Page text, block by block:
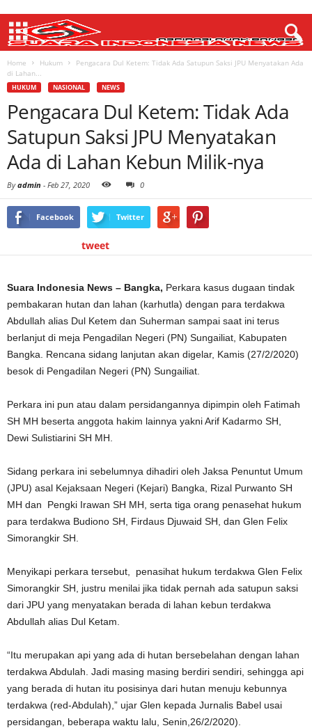
Home Hukum
Pengacara Dul Ketem: Tidak Ada Satupun Saksi JPU Menyatakan Ada
di Lahan...
HUKUM NASIONAL NEWS
Pengacara Dul Ketem: Tidak Ada
Satupun Saksi JPU Menyatakan
Ada di Lahan Kebun Milik-nya
Byadmin - Feb 27, 2020 0
Facebook Twitter
tweet
Suara Indonesia News – Bangka, Perkara kasus dugaan tindak
pembakaran hutan dan lahan (karhutla) dengan para terdakwa
Abdullah alias Dul Ketem dan Suherman sampai saat ini terus
berlanjut di meja Pengadilan Negeri (PN) Sungailiat, Kabupaten
Bangka. Rencana sidang lanjutan akan digelar, Kamis (27/2/2020)
besok di Pengadilan Negeri (PN) Sungailiat.
Perkara ini pun atau dalam persidangannya dipimpin oleh Fatimah
SH MH beserta anggota hakim lainnya yakni Arif Kadarmo SH,
Dewi Sulistiarini SH MH.
Sidang perkara ini sebelumnya dihadiri oleh Jaksa Penuntut Umum
(JPU) asal Kejaksaan Negeri (Kejari) Bangka, Rizal Purwanto SH
MH dan Pengki Irawan SH MH, serta tiga orang penasehat hukum
para terdakwa Budiono SH, Firdaus Djuwaid SH, dan Glen Felix
Simorangkir SH.
Menyikapi perkara tersebut, penasihat hukum terdakwa Glen Felix
Simorangkir SH, justru menilai jika tidak pernah ada satupun saksi
dari JPU yang menyatakan berada di lahan kebun terdakwa
Abdullah alias Dul Ketam.
“Itu merupakan api yang ada di hutan bersebelahan dengan lahan
terdakwa Abdulah. Jadi masing masing berdiri sendiri, sehingga api
yang berada di hutan itu posisinya dari hutan menuju kebunnya
terdakwa (red-Abdulah),” ujar Glen kepada Jurnalis Babel usai
persidangan, beberapa waktu lalu, Senin,26/2/2020).